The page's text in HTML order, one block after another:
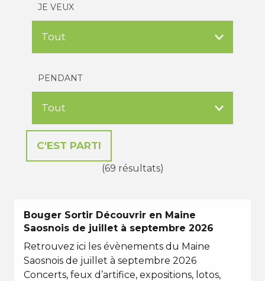
JE VEUX
PENDANT
(69 résultats)
Bouger Sortir Découvrir en Maine
Saosnois de juillet à septembre 2026
Retrouvez ici les évènements du Maine
Saosnois de juillet à septembre 2026
Concerts, feux d’artifice, expositions, lotos,